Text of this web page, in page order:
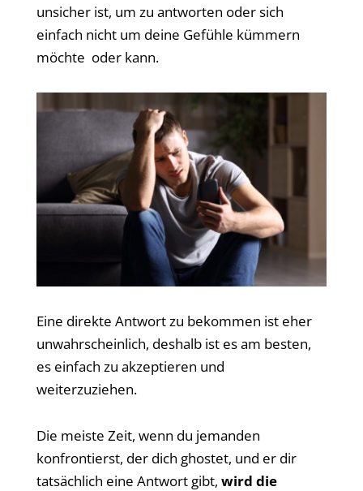
unsicher ist, um zu antworten oder sich
einfach nicht um deine Gefühle kümmern
möchte oder kann.
Eine direkte Antwort zu bekommen ist eher
unwahrscheinlich, deshalb ist es am besten,
es einfach zu akzeptieren und
weiterzuziehen.
Die meiste Zeit, wenn du jemanden
konfrontierst, der dich ghostet, und er dir
tatsächlich eine Antwort gibt, wird die